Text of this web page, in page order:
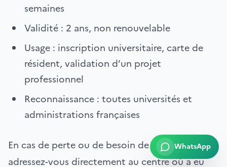
semaines
Validité : 2 ans, non renouvelable
Usage : inscription universitaire, carte de
résident, validation d’un projet
professionnel
Reconnaissance : toutes universités et
administrations françaises
En cas de perte ou de besoin de duplicata,
adressez-vous directement au centre où a eu
WhatsApp